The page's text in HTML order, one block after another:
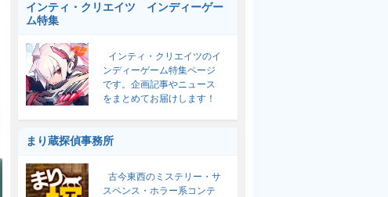
インティ・クリエイツ インディーゲー
ム特集
インティ・クリエイツのイ
ンディーゲーム特集ページ
です。企画記事やニュース
をまとめてお届けします！
まり蔵探偵事務所
古今東西のミステリー・サ
スペンス・ホラー系コンテ